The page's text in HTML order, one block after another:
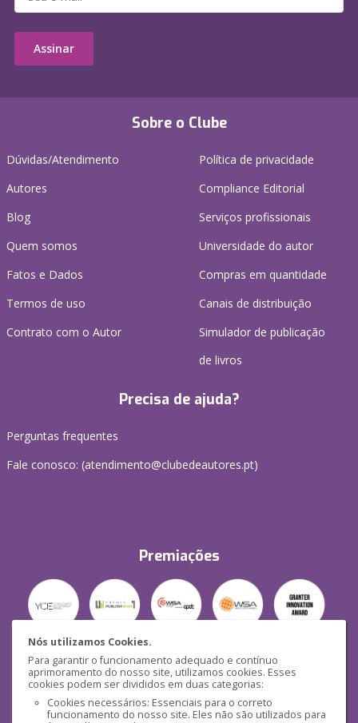
Nós utilizamos Cookies.
Para garantir o funcionamento adequado e contínuo
aprimoramento do nosso site, utilizamos cookies. Esses
cookies podem ser divididos em duas categorias:
Cookies necessários: Essenciais para o correto
funcionamento do nosso site. Eles não são utilizados para
Sobre o Clube
Dúvidas/Atendimento
Autores
Blog
Quem somos
Fatos e Dados
Termos de uso
Contrato com o Autor
Política de privacidade
Compliance Editorial
Serviços profissionais
Universidade do autor
Compras em quantidade
Canais de distribuição
Simulador de publicação
de livros
Precisa de ajuda?
Perguntas frequentes
Fale conosco: (atendimento@clubedeautores.pt)
Premiações
Segurança
Assinar